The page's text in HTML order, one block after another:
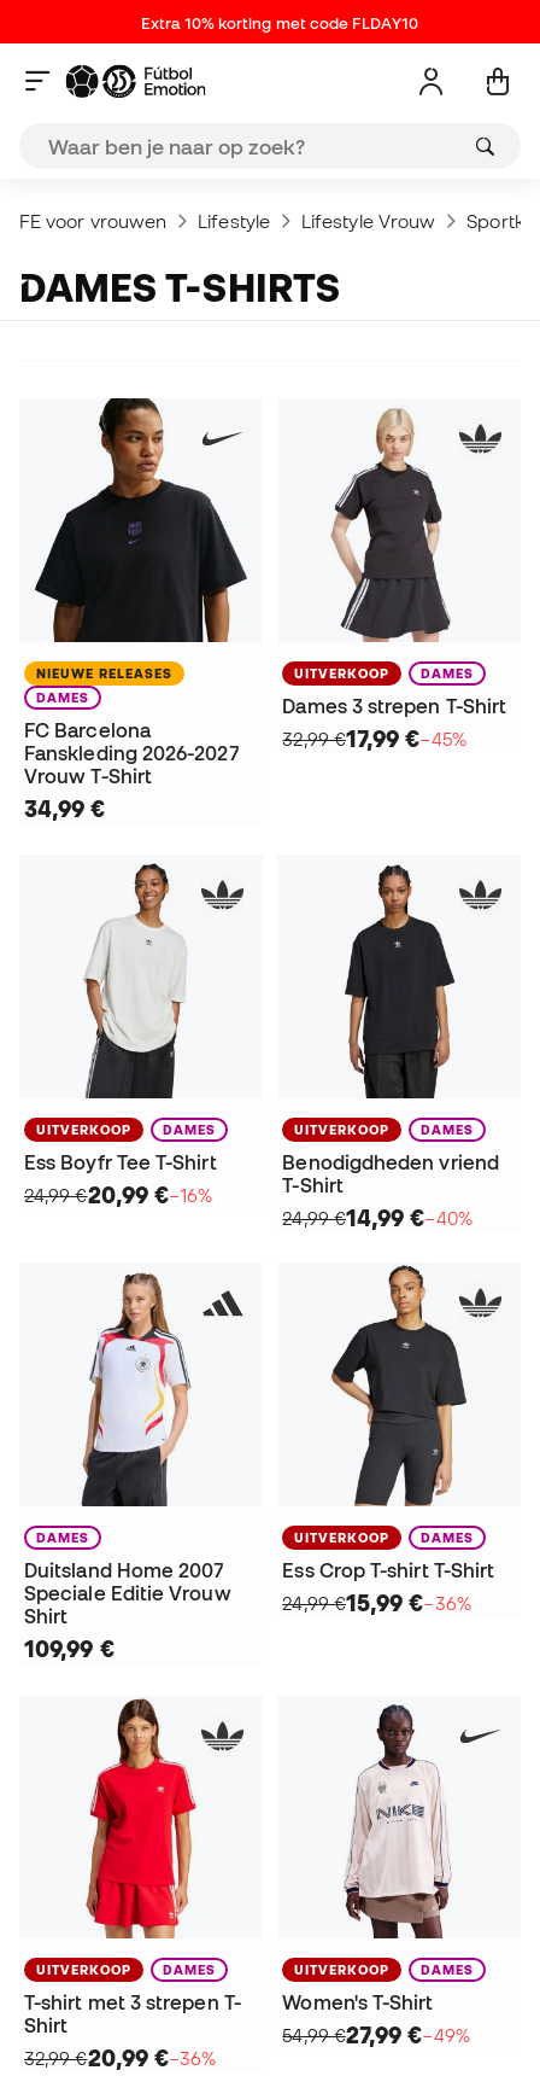
Extra 10% korting met code FLDAY10
FE voor vrouwen Lifestyle Lifestyle Vrouw
DAMES T-SHIRTS
NIEUWE RELEASES
DAMES
FC Barcelona
Fanskleding 2026-2027
Vrouw T-Shirt
34,99 €
UITVERKOOP DAMES
Dames 3 strepen T-Shirt
32,99 €17,99 €−45%
UITVERKOOP DAMES
Ess Boyfr Tee T-Shirt
24,99 €20,99 €−16%
UITVERKOOP DAMES
Benodigdheden vriend
T-Shirt
24,99 €14,99 €−40%
DAMES
Duitsland Home 2007
Speciale Editie Vrouw
Shirt
109,99 €
UITVERKOOP DAMES
Ess Crop T-shirt T-Shirt
24,99 €15,99 €−36%
UITVERKOOP DAMES
T-shirt met 3 strepen T-
Shirt
32,99 €20,99 €−36%
UITVERKOOP DAMES
Women's T-Shirt
54,99 €27,99 €−49%